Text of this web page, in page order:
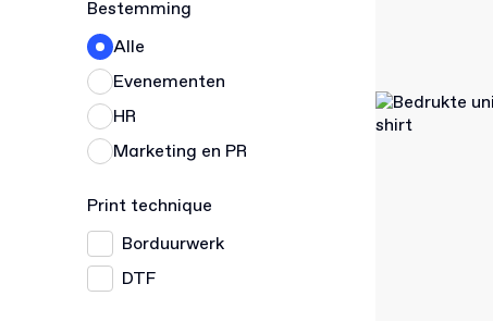
Bestemming
Alle
Evenementen
HR
Marketing en PR
Print technique
Borduurwerk
DTF